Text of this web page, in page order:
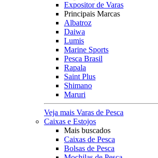
Expositor de Varas
Principais Marcas
Albatroz
Daiwa
Lumis
Marine Sports
Pesca Brasil
Rapala
Saint Plus
Shimano
Maruri
Veja mais Varas de Pesca
Caixas e Estojos
Mais buscados
Caixas de Pesca
Bolsas de Pesca